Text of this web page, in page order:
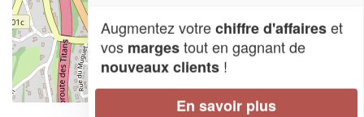
Augmentez votrechiffre d'affaireset
vos margestout en gagnant de
nouveaux clients !
En savoir plus